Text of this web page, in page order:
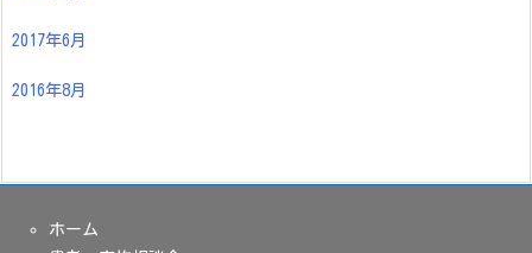
2017年6月
2016年8月
ホーム